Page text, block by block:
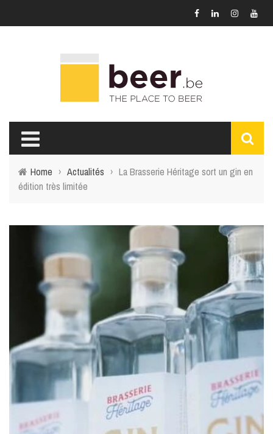
Home › Actualités › La Brasserie Héritage sort un gin en
édition très limitée